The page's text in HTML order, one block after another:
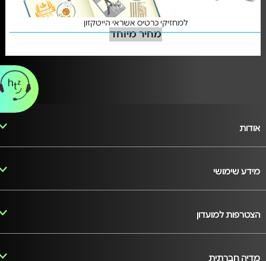
למחזיקי כרטיס אשראי הייטקזון
מחיר מיוחד
אודות
מידע שימושי
הצטרפות למועדון
מדיה חברתית